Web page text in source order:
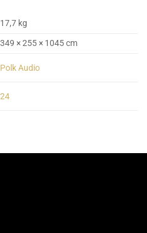
17,7 kg
349 × 255 × 1045 cm
Polk Audio
24